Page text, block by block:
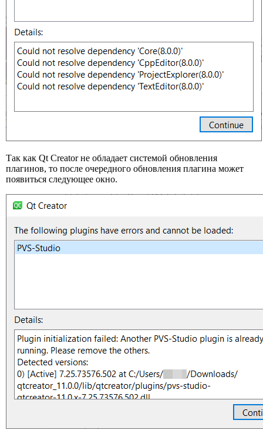
Так как Qt Creator не обладает системой обновления
плагинов, то после очередного обновления плагина может
появиться следующее окно.